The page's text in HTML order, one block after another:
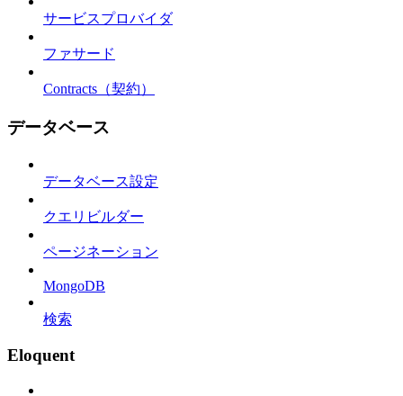
サービスプロバイダ
ファサード
Contracts（契約）
データベース
データベース設定
クエリビルダー
ページネーション
MongoDB
検索
Eloquent